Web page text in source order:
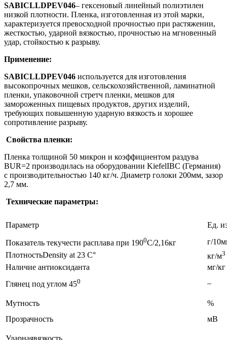
SABICLLDPEV046– гексеновый линейный полиэтилен
низкой плотности. Пленка, изготовленная из этой марки,
характеризуется превосходной прочностью при растяжении,
жесткостью, ударной вязкостью, прочностью на мгновенный
удар, стойкостью к разрыву.
Применение:
SABICLLDPEV046 используется для изготовления
высокопрочных мешков, сельскохозяйственной, ламинатной
пленки, упаковочной стретч пленки, мешков для
замороженных пищевых продуктов, других изделий,
требующих повышенную ударную вязкость и хорошее
сопротивление разрыву.
Свойства пленки:
Пленка толщиной 50 микрон и коэффициентом раздува
BUR=2 производилась на оборудовании KiefelIBC (Германия)
с производительностью 140 кг/ч. Диаметр голоки 200мм, зазор
2,7 мм.
Технические параметры:
Параметр Ед.
Показатель текучести расплава при 1900С/2,16кг
г/
ПлотностьDensity at 23 C°
кг/м3
Наличие антиоксиданта
мг/кг
Глянец под углом 450 –
Мутность
%
Прозрачность
мВ
Ударнаявязкость